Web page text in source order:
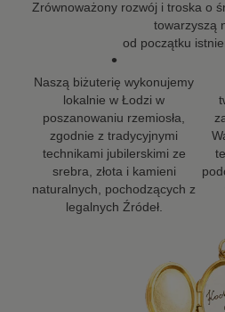
Zrównoważony rozwój i troska o
towarzyszą
od początku
•
Naszą biżuterię wykonujemy
lokalnie w Łodzi w
poszanowaniu rzemiosła,
zgodnie z tradycyjnymi
technikami jubilerskimi ze
srebra, złota i kamieni
naturalnych, pochodzących z
legalnych Źródeł.